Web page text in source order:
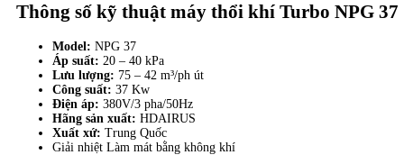
Thông số kỹ thuật máy thổi khí Turbo NPG 37
Model: NPG 37
Áp suất: 20 – 40 kPa
Lưu lượng: 75 – 42 m³/ph út
Công suất: 37 Kw
Điện áp: 380V/3 pha/50Hz
Hãng sản xuất: HDAIRUS
Xuất xứ: Trung Quốc
Giải nhiệt Làm mát bằng không khí